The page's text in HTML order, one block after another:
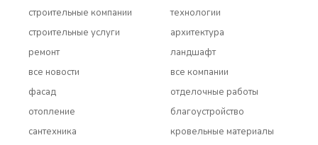
строительные компании
строительные услуги
ремонт
все новости
технологии
архитектура
ландшафт
все компании
фасад
отопление
сантехника
отделочные работы
благоустройство
кровельные материалы